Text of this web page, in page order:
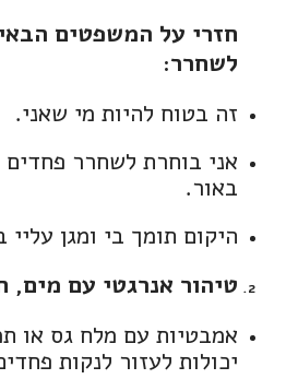
חזרי על המשפטים
לשחרר:
זה בטוח להיות מי שאני.
אני בוחרת לשחרר פחדים
באור.
היקום תומך בי ומגן
טיהור אנרגטי עם מים,
אמבטיות עם מלח גס או
יכולות לעזור לנקות